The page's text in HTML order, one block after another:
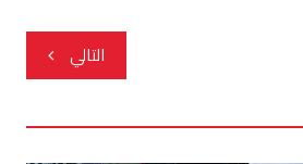
التالي